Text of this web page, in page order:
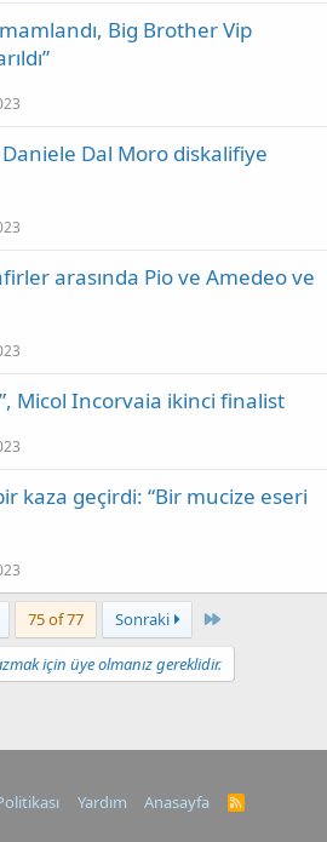
Big Brother Vip
Dal Moro diskalifiye
arasında Pio ve Amedeo ve
Micol Incorvaia ikinci finalist
kaza geçirdi: “Bir mucize eseri
75 of 77 Sonraki Last
için üye olmanız gereklidir.
Yardım Anasayfa
R